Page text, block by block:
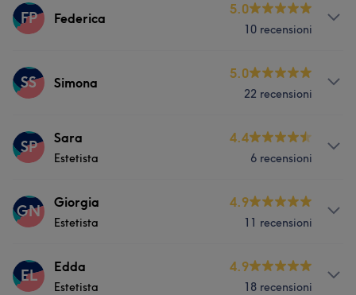
FP Federica
5.0
10 recensioni
Servizi
Depilazione
SS Simona
5.0
22 recensioni
Servizi
Massaggio
SP Sara
Estetista
4.4
6 recensioni
Servizi
Massaggio
GN Giorgia
Estetista
4.9
11 recensioni
Servizi
EL Edda
Estetista
4.9
18 recensioni